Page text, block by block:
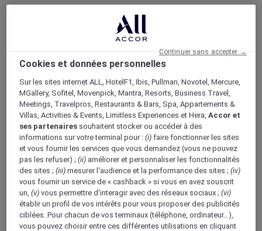
Festival du film IKSV
Le festival du film d'Istanbul est un événement
majeur du cinéma en Turquie organisé par l'IKSV
(Istanbul Foundation for Culture and Arts). Plus de
200 projections de films de divers pays, mais aussi
des tables rondes avec les réalisateurs, des concerts
et autres événements spéciaux.
Plus de 200 films
Plus de 90 000 cinéphiles présents
Cookies et données personnelles
Sur les sites internet ALL, HotelF1, Ibis, Pullman, Novotel, Mercure,
MGallery, Sofitel, Movenpick, Mantra, Resorts, Business Travel,
Meetings, Travelpros, Restaurants & Bars, Spa, Appartements &
Villas, Activities & Events, Limitless Experiences et Hera,Accor et
ses partenaires souhaitent stocker ou accéder à des
informations sur votre terminal pour :(i) faire fonctionner les sites
et vous fournir les services que vous demandez (vous ne pouvez
pas les refuser) ;(ii) améliorer et personnaliser les fonctionnalités
des sites ;(iii) mesurer l'audience et la performance des sites ;(iv)
vous fournir un service de « cashback » si vous en avez souscrit
un,(v) vous permettre d'interagir avec des réseaux sociaux ;(vi)
établir un profil de vos intérêts pour vous proposer des publicités
ciblées. Pour chacun de vos terminaux (téléphone, ordinateur…),
vous pouvez choisir entre ces différentes utilisations en cliquant
Continuer sans accepter →